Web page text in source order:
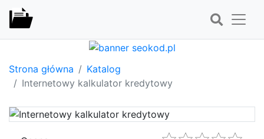
Strona główna
Katalog
Internetowy kalkulator kredytowy